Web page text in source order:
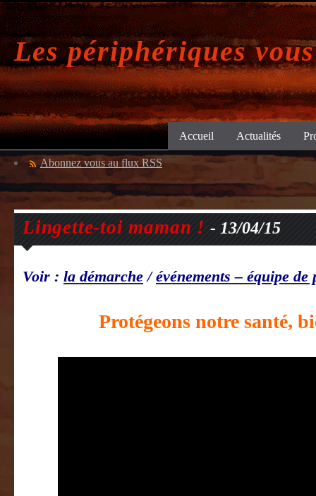
Les périphériques
Accueil Actualités
Abonnez vous au flux RSS
Lingette-toi maman ! - 13/04/15
Voir : la démarche/événements – équipe
Protégeons notre santé,